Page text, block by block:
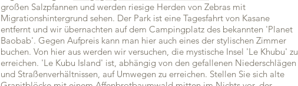
großen Salzpfannen und werden riesige Herden von Zebras mit
Migrationshintergrund sehen. Der Park ist eine Tagesfahrt von Kasane
entfernt und wir übernachten auf dem Campingplatz des bekannten 'Planet
Baobab'. Gegen Aufpreis kann man hier auch eines der stylischen Zimmer
buchen. Von hier aus werden wir versuchen, die mystische Insel 'Le Khubu' zu
erreichen. 'Le Kubu Island' ist, abhängig von den gefallenen Niederschlägen
und Straßenverhältnissen, auf Umwegen zu erreichen. Stellen Sie sich alte